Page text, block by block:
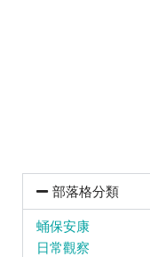
部落格分類
蛹保安康
日常觀察